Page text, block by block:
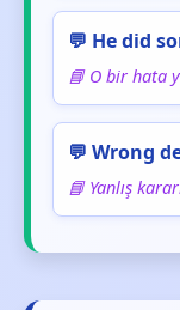
💬 He did
📘 O bir hata
💬 Wrong
📘 Yanlış